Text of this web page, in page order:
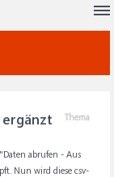
Thema
ergänzt
abrufen - Aus
Nun wird diese csv-